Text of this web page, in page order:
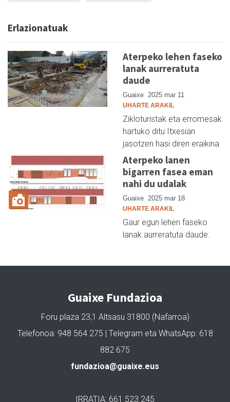
Erlazionatuak
Aterpeko lehen faseko
lanak aurreratuta
daude
Guaixe 2025 mar 11
UHARTE ARAKIL
Zikloturistak eta erromesak
hartuko ditu Itxesian
jasotzen hasi diren eraikina
Aterpeko lanen
bigarren fasea eman
nahi du udalak
Guaixe 2025 mar 18
UHARTE ARAKIL
Gaur egun lehen faseko
lanak aurreratuta daude.
Guaixe Fundazioa
Foru plaza 23,1 Altsasu 31800 (Nafarroa)
Telefonoa: 948 564 275 | Telegram eta WhatsApp: 618
882 675
fundazioa@guaixe.eus
IRRATIA: 661 523 245